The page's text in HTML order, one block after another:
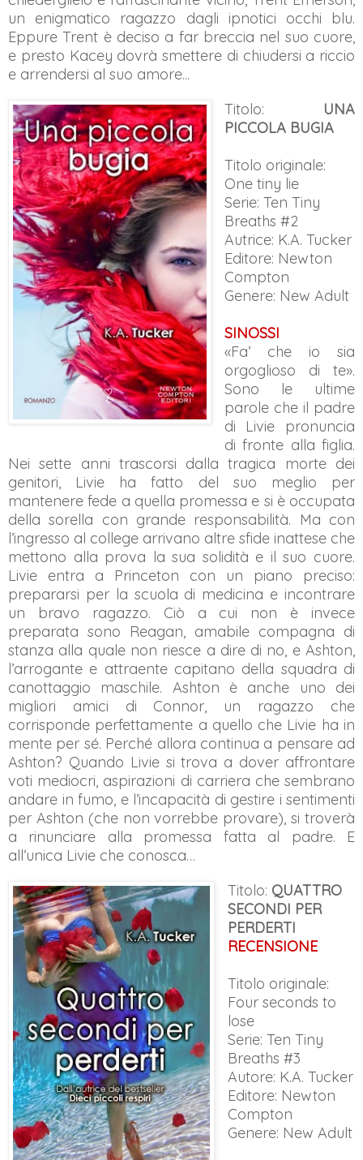
un enigmatico ragazzo dagli ipnotici occhi blu.
Eppure Trent è deciso a far breccia nel suo cuore,
e presto Kacey dovrà smettere di chiudersi a riccio
e arrendersi al suo amore...
Titolo: UNA
PICCOLA BUGIA
Titolo originale:
One tiny lie
Serie: Ten Tiny
Breaths #2
Autrice: K.A. Tucker
Editore: Newton
Compton
Genere: New Adult
SINOSSI
«Fa’ che io sia
orgoglioso di te».
Sono le ultime
parole che il padre
di Livie pronuncia
di fronte alla figlia.
Nei sette anni trascorsi dalla tragica morte dei
genitori, Livie ha fatto del suo meglio per
mantenere fede a quella promessa e si è occupata
della sorella con grande responsabilità. Ma con
l’ingresso al college arrivano altre sfide inattese che
mettono alla prova la sua solidità e il suo cuore.
Livie entra a Princeton con un piano preciso:
prepararsi per la scuola di medicina e incontrare
un bravo ragazzo. Ciò a cui non è invece
preparata sono Reagan, amabile compagna di
stanza alla quale non riesce a dire di no, e Ashton,
l’arrogante e attraente capitano della squadra di
canottaggio maschile. Ashton è anche uno dei
migliori amici di Connor, un ragazzo che
corrisponde perfettamente a quello che Livie ha in
mente per sé. Perché allora continua a pensare ad
Ashton? Quando Livie si trova a dover affrontare
voti mediocri, aspirazioni di carriera che sembrano
andare in fumo, e l’incapacità di gestire i sentimenti
per Ashton (che non vorrebbe provare), si troverà
a rinunciare alla promessa fatta al padre. E
all’unica Livie che conosca…
Titolo: QUATTRO
SECONDI PER
PERDERTI
RECENSIONE
Titolo originale:
Four seconds to
lose
Serie: Ten Tiny
Breaths #3
Autore: K.A. Tucker
Editore: Newton
Compton
Genere: New Adult